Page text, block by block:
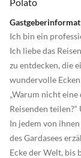
Ich bin ein
Ich liebe das
zu entdecken, die
wundervolle
„Warum nicht
Reisenden
In jedem von
des Gardasees
Ecke der Welt, bis